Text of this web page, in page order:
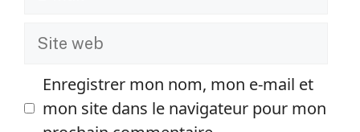
Site
Enregistrer mon nom, mon e-mail et
mon site dans le navigateur pour mon